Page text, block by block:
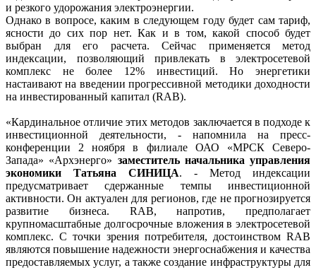
и резкого удорожания электроэнергии.
Однако в вопросе, каким в следующем году будет сам тариф,
ясности до сих пор нет. Как и в том, какой способ будет
выбран для его расчета. Сейчас применяется метод
индексации, позволяющий привлекать в электросетевой
комплекс не более 12% инвестиций. Но энергетики
настаивают на введении прогрессивной методики доходности
на инвестированный капитал (RAB).
«Кардинальное отличие этих методов заключается в подходе к
инвестиционной деятельности, - напомнила на пресс-
конференции 2 ноября в филиале ОАО «МРСК Северо-
Запада» «Архэнерго» заместитель начальника управления
экономики Татьяна СИНИЦА. - Метод индексации
предусматривает сдержанные темпы инвестиционной
активности. Он актуален для регионов, где не прогнозируется
развитие бизнеса. RAB, напротив, предполагает
крупномасштабные долгосрочные вложения в электросетевой
комплекс. С точки зрения потребителя, достоинством RAB
являются повышение надежности энергоснабжения и качества
предоставляемых услуг, а также создание инфраструктуры для